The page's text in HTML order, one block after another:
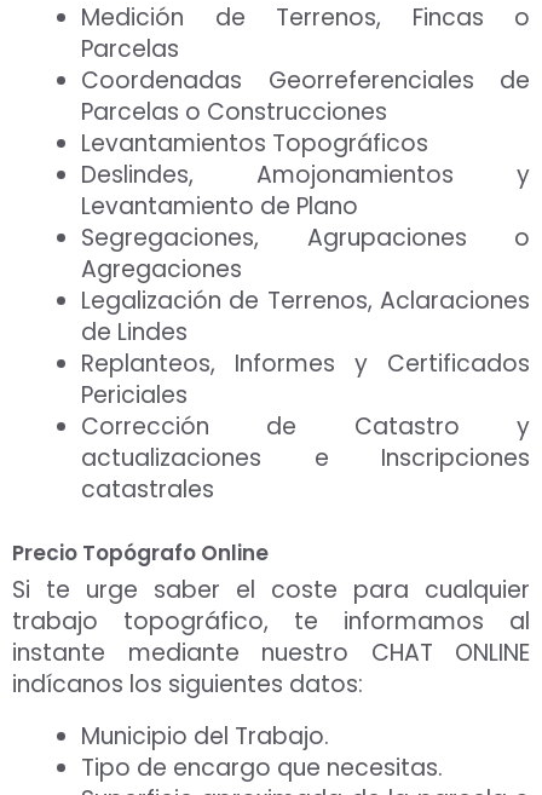
Medición de Terrenos, Fincas o
Parcelas
Coordenadas Georreferenciales de
Parcelas o Construcciones
Levantamientos Topográficos
Deslindes, Amojonamientos y
Levantamiento de Plano
Segregaciones, Agrupaciones o
Agregaciones
Legalización de Terrenos, Aclaraciones
de Lindes
Replanteos, Informes y Certificados
Periciales
Corrección de Catastro y
actualizaciones e Inscripciones
catastrales
Precio Topógrafo Online
Si te urge saber el coste para cualquier
trabajo topográfico, te informamos al
instante mediante nuestro CHAT ONLINE
indícanos los siguientes datos:
Municipio del Trabajo.
Tipo de encargo que necesitas.